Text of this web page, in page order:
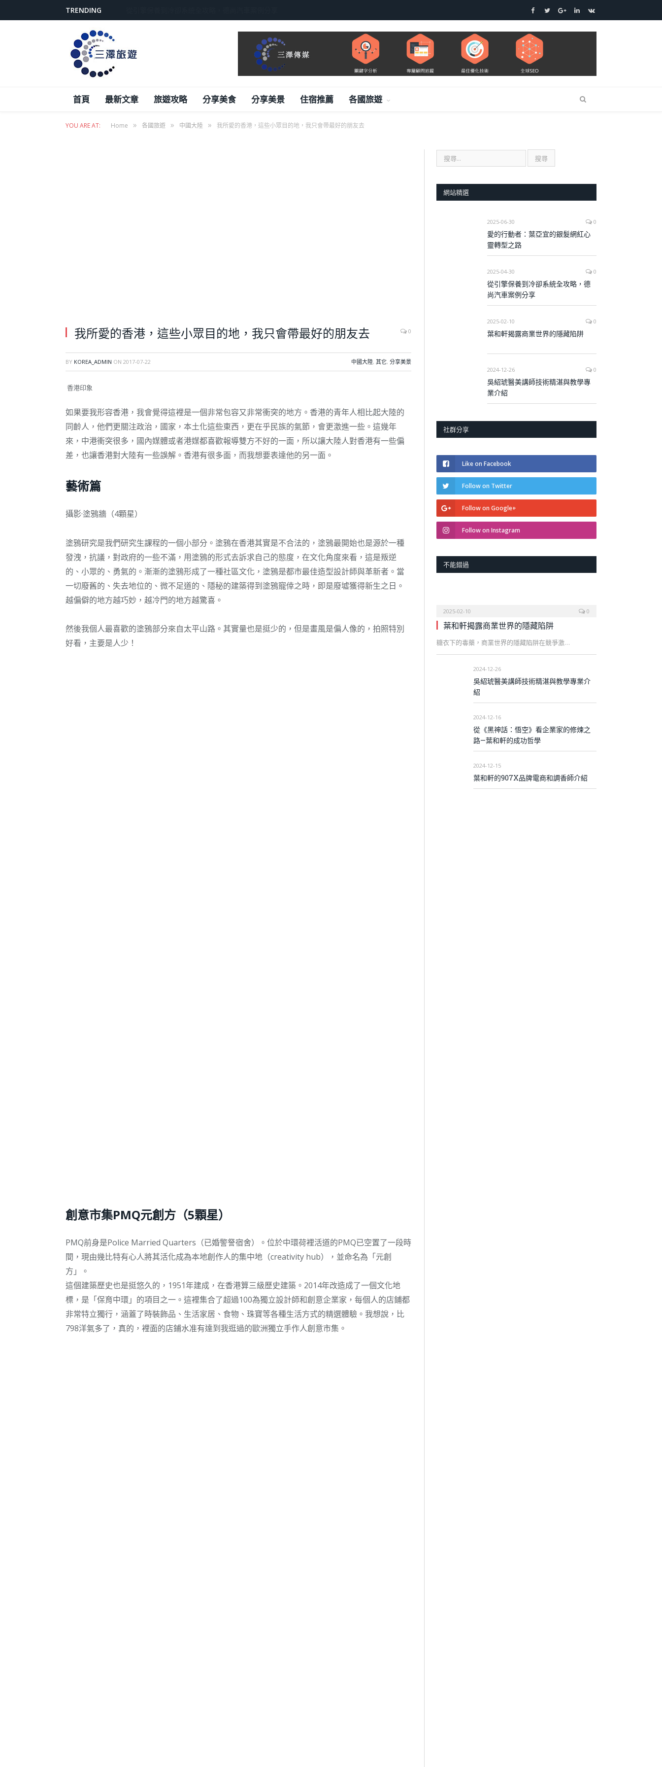
TRENDING Facebook
TwitterGoogle+LinkedIn
VK
首頁 最新文章 旅遊攻略 分享美食 分享美景 住宿推薦 各國旅遊
YOU ARE AT: Home » 各國旅遊 » 中國大陸 » 我所愛的香港，這些小眾目的地，我只會帶最好的朋友去
我所愛的香港，這些小眾目的地，我只會帶最好的朋友去 0
BY KOREA_ADMIN ON 2017-07-22 中國大陸, 其它, 分享美景
香港印象
如果要我形容香港，我會覺得這裡是一個非常包容又非常衝突的地方。香港的青年人相比起大陸的
同齡人，他們更關注政治，國家，本土化這些東西，更在乎民族的氣節，會更激進一些。這幾年
來，中港衝突很多，國內媒體或者港媒都喜歡報導雙方不好的一面，所以讓大陸人對香港有一些偏
差，也讓香港對大陸有一些誤解。香港有很多面，而我想要表達他的另一面。
藝術篇
攝影·塗鴉牆（4顆星）
塗鴉研究是我們研究生課程的一個小部分。塗鴉在香港其實是不合法的，塗鴉最開始也是源於一種
發洩，抗議，對政府的一些不滿，用塗鴉的形式去訴求自己的態度，在文化角度來看，這是叛逆
的、小眾的、勇氣的。漸漸的塗鴉形成了一種社區文化，塗鴉是都市最佳造型設計師與革新者。當
一切廢舊的、失去地位的、微不足道的、隱秘的建築得到塗鴉寵倖之時，即是廢墟獲得新生之日。
越偏僻的地方越巧妙，越冷門的地方越驚喜。
然後我個人最喜歡的塗鴉部分來自太平山路。其實量也是挺少的，但是畫風是偏人像的，拍照特別
好看，主要是人少！
創意市集PMQ元創方（5顆星）
PMQ前身是Police Married Quarters（已婚警詧宿舍）。位於中環荷裡活道的PMQ已空置了一段時
間，現由幾比特有心人將其活化成為本地創作人的集中地（creativity hub），並命名為「元創
方」。
這個建築歷史也是挺悠久的，1951年建成，在香港算三級歷史建築。2014年改造成了一個文化地
標，是「保育中環」的項目之一。這裡集合了超過100為獨立設計師和創意企業家，每個人的店鋪都
非常特立獨行，涵蓋了時裝飾品、生活家居、食物、珠寶等各種生活方式的精選體驗。我想說，比
798洋氣多了，真的，裡面的店鋪水准有達到我逛過的歐洲獨立手作人創意市集。
網站精選
2025-06-30 0
愛的行動者：葉亞宜的銀髮網紅心
靈轉型之路
2025-04-30 0
從引擎保養到冷卻系統全攻略，德
尚汽車案例分享
2025-02-10 0
葉和軒揭露商業世界的隱藏陷阱
2024-12-26 0
吳紹琥醫美講師技術精湛與教學專
業介紹
社群分享
Like on Facebook
Follow on Twitter
Follow on Google+
Follow on Instagram
不能錯過
2025-02-10 0
葉和軒揭露商業世界的隱藏陷阱
糖衣下的毒藥，商業世界的隱藏陷阱在競爭激…
2024-12-26
吳紹琥醫美講師技術精湛與教學專業介
紹
2024-12-16
從《黑神話：悟空》看企業家的修煉之
路—葉和軒的成功哲學
2024-12-15
葉和軒的907X品牌電商和調香師介紹